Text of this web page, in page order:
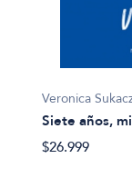
Veronica
Siete años,
$26.999